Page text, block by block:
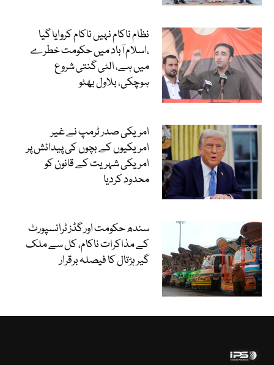
نظام ناکام نہیں ناکام کروایا گیا
،اسلام آباد میں حکومت خطرے
میں ہے، الٹی گنتی شروع
ہوچکی، بلاول بھٹو
امریکی صدر ٹرمپ نے غیر
امریکیوں کے بچوں کی پیدائش پر
امریکی شہریت کے قانون کو
محدود کردیا
سندھ حکومت اور گڈز ٹرانسپورٹ
کے مذاکرات ناکام، کل سے ملک
گیر ہڑتال کا فیصلہ برقرار